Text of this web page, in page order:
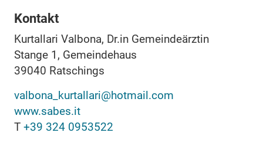
Kontakt
Kurtallari Valbona, Dr.in Gemeindeärztin
Stange 1, Gemeindehaus
39040 Ratschings
valbona_kurtallari@hotmail.com
www.sabes.it
T +39 324 0953522